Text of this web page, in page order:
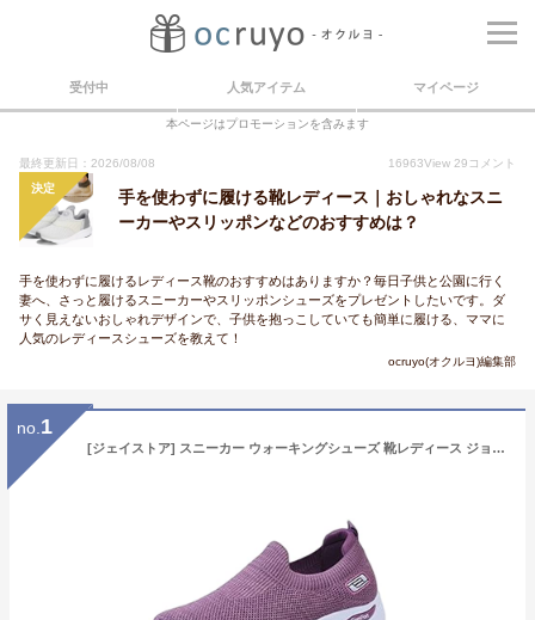
受付中 人気アイテム マイページ
本ページはプロモーションを含みます
最終更新日：2026/08/08 16963View 29 コメント
決定
手を使わずに履ける靴レディース｜おしゃれなスニ
ーカーやスリッポンなどのおすすめは？
手を使わずに履けるレディース靴のおすすめはありますか？毎日子供と公園に行く
妻へ、さっと履けるスニーカーやスリッポンシューズをプレゼントしたいです。ダ
サく見えないおしゃれデザインで、子供を抱っこしていても簡単に履ける、ママに
人気のレディースシューズを教えて！
ocruyo(オクルヨ)編集部
no. 1
[ジェイストア] スニーカー ウォーキングシューズ 靴レディース ジョギング ニット ミリタリー カジュアル ファッション ソフト 紐なし スニーカーレディース 可愛いスニーカー 履きやすい しゃれ靴 お洒落 カッコイイ 可愛い 登山 メッシュ 軽量 秋冬 春夏 オールシーズン スポーツシューズ コンパクト ウォーキング ランニング トレッキング ナースシューズ スリッポン 3S-J15-PP39